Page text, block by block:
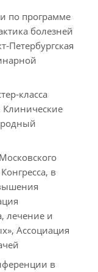
по программе
болезней
класса
Клинические
в
лечение и
Ассоциация
в